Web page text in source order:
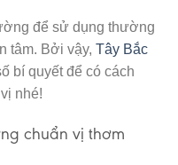
để sử dụng thường
tâm. Bởi vậy, Tây Bắc
bí quyết để có cách
nhé!
chuẩn vị thơm